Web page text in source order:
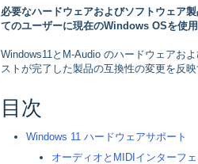
必要なハードウェアおよびソフトウェア
てのユーザーに現在のWindows OSを使
Windows11とM-Audio のハードウェアお
ストが完了した製品の互換性の変更を反
目次
Windows 11 ハードウェアサポート
オーディオとMIDIインターフ